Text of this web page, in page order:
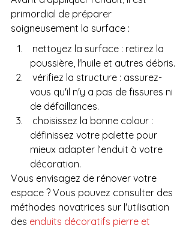
primordial de préparer
soigneusement la surface :
poussière, l'huile et autres débris.
vous qu'il n'y a pas de fissures ni
de défaillances.
définissez votre palette pour
mieux adapter l’enduit à votre
décoration.
Vous envisagez de rénover votre
espace ? Vous pouvez consulter des
méthodes novatrices sur l'utilisation
des enduits décoratifs pierre et